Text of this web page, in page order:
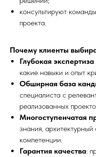
консультируют
проекта.
Почему клиенты
Глубокая экспертиза
какие навыки и опыт
Обширная база
специалиста с
реализованных
Многоступенчатая
знания,
компетенции.
Гарантия качества: